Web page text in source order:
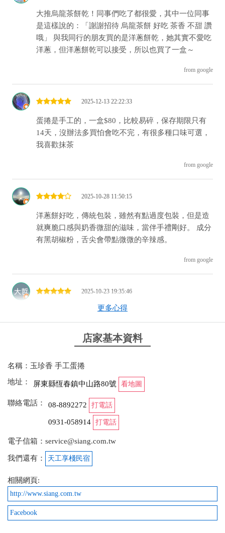
大推烏龍茶餅乾！同事們吃了都很愛，其中一位同事
是這樣說的：「謝謝招待 烏龍茶餅 好吃 茶香 不甜 讚
哦」 與我同行的朋友買的是洋蔥餅乾，她其實不愛吃
洋蔥，但洋蔥餅乾可以接受，所以也買了一盒～
from google
2025-12-13 22:22:33
蛋捲是手工的，一盒$80，比較易碎，保存期限只有
14天，沒辦法多買怕會吃不完，有很多種口味可選，
我喜歡抹茶
from google
2025-10-28 11:50:15
洋蔥餅好吃，傳統包裝，雖然有點過度包裝，但是造
就爽脆口感與奶香微甜的滋味，當伴手禮剛好。 成分
有黑胡椒粉，舌尖會帶點微微的辛辣感。
from google
2025-10-23 19:35:46
恆春之名伴手禮之一 這家主打蛋捲 有8種口味(原味
芝麻 咖啡 抹茶 起司 黑糖 海苔 洋蔥)每盒都是80元5
根 當然都來恆春了 身為外地人的我 肯定選擇當地特
產 洋蔥口味 建議大家來可以選洋蔥 有意想不到的口
2025-08-30 00:48:28
店家位於巷子內，不好停車，可以停附近派出所路邊
停車格再走過來。 #蛋捲 蛋捲口味很多，最多人買的
應該是洋蔥口味。洋蔥口味不會有洋蔥的嗆辣感，只
有洋蔥香氣，吃起來鹹甜鹹甜，很特別；本身很易
碎，吃的時候比較麻煩一點。 #烏龍茶餅 會有一些碎
堅果混合，茶香濃郁非常好吃。 #洋蔥餅 吃起來鹹鹹
的，洋蔥味比洋蔥蛋捲淡一些。
from google
更多心得
店家基本資料
名稱：玉珍香 手工蛋捲
地址：
屏東縣恆春鎮中山路80號 看地圖
聯絡電話： 08-8892272 打電話
0931-058914 打電話
電子信箱：service@siang.com.tw
我們還有： 天工享棧民宿
相關網頁:
http://www.siang.com.tw
Facebook